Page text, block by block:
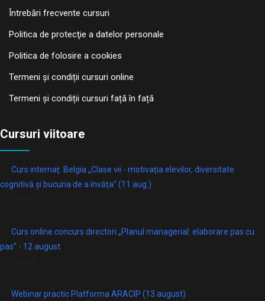
Întrebări frecvente cursuri
Politica de protecţie a datelor personale
Politica de folosire a cookies
Termeni și condiții cursuri online
Termeni și condiții cursuri față în față
Cursuri viitoare
Curs internaț. Belgia „Clase vii - motivația elevilor, diversitate
cognitivă și bucuria de a învăța” (11 aug.)
Curs online concurs directori „Planul managerial: elaborare pas cu
pas” - 12 august
Webinar practic Platforma ARACIP (13 august)